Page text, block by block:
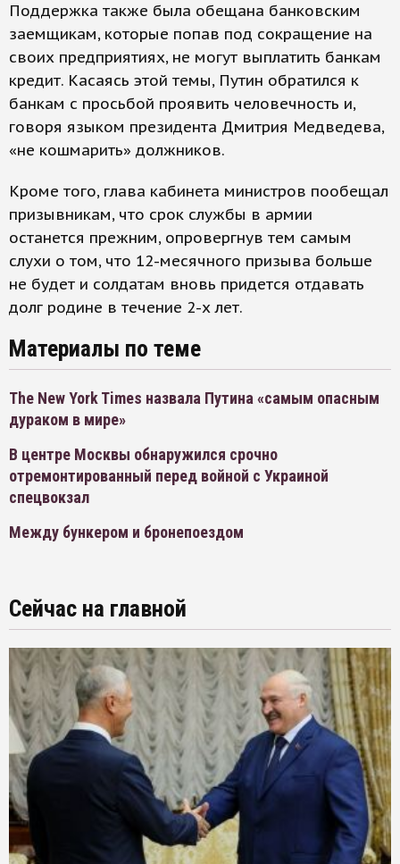
Поддержка также была обещана банковским
заемщикам, которые попав под сокращение на
своих предприятиях, не могут выплатить банкам
кредит. Касаясь этой темы, Путин обратился к
банкам с просьбой проявить человечность и,
говоря языком президента Дмитрия Медведева,
«не кошмарить» должников.
Кроме того, глава кабинета министров пообещал
призывникам, что срок службы в армии
останется прежним, опровергнув тем самым
слухи о том, что 12-месячного призыва больше
не будет и солдатам вновь придется отдавать
долг родине в течение 2-х лет.
Материалы по теме
The New York Times назвала Путина «самым опасным
дураком в мире»
В центре Москвы обнаружился срочно
отремонтированный перед войной с Украиной
спецвокзал
Между бункером и бронепоездом
Сейчас на главной